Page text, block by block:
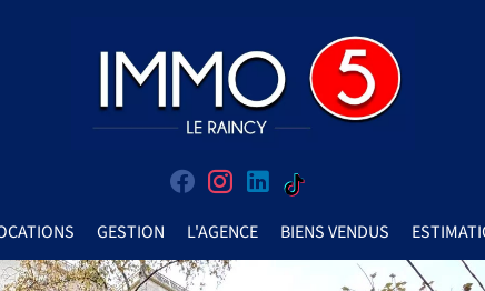
GESTION L'AGENCE BIENS VENDUS